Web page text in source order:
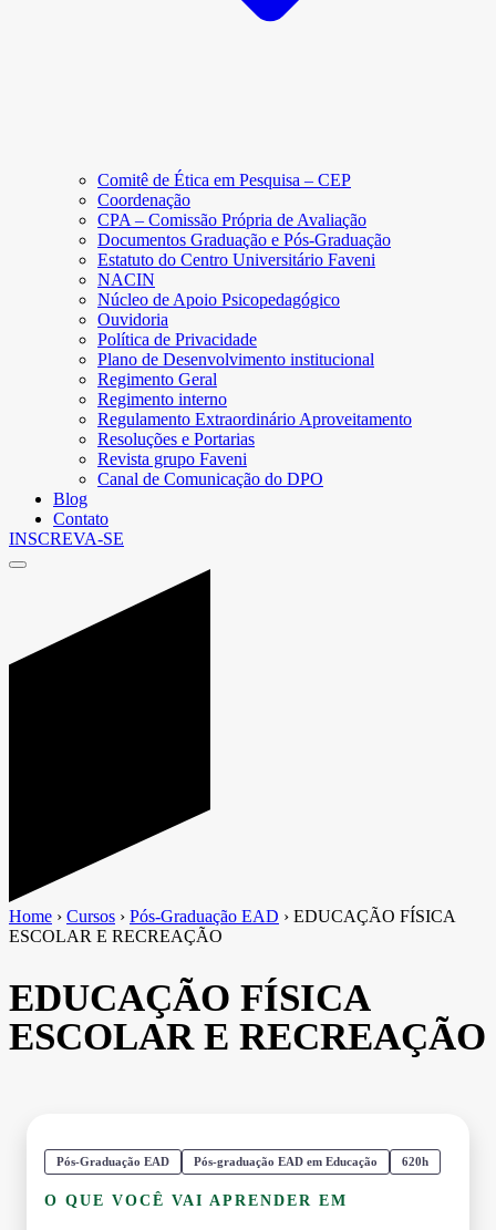
Comitê de Ética em Pesquisa – CEP
Coordenação
CPA – Comissão Própria de Avaliação
Documentos Graduação e Pós-Graduação
Estatuto do Centro Universitário Faveni
NACIN
Núcleo de Apoio Psicopedagógico
Ouvidoria
Política de Privacidade
Plano de Desenvolvimento institucional
Regimento Geral
Regimento interno
Regulamento Extraordinário Aproveitamento
Resoluções e Portarias
Revista grupo Faveni
Canal de Comunicação do DPO
Blog
Contato
INSCREVA-SE
Home › Cursos › Pós-Graduação EAD › EDUCAÇÃO FÍSICA
ESCOLAR E RECREAÇÃO
EDUCAÇÃO FÍSICA
ESCOLAR E RECREAÇÃO
Pós-Graduação EAD Pós-graduação EAD em Educação 620h
O QUE VOCÊ VAI APRENDER EM